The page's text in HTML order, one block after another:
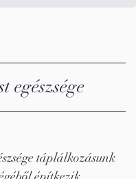
egészsége
táplálkozásunk